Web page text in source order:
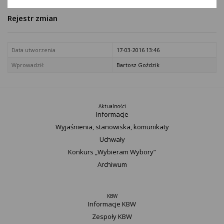
Rejestr zmian
Data utworzenia
17-03-2016 13:46
Wprowadził:
Bartosz Goździk
Aktualności
Informacje
Wyjaśnienia, stanowiska, komunikaty
Uchwały
Konkurs „Wybieram Wybory”
Archiwum
KBW
Informacje KBW
Zespoły KBW